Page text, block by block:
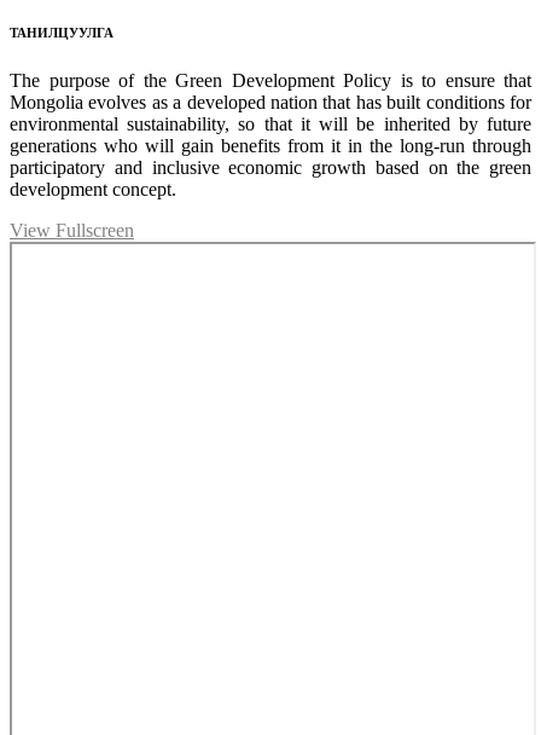
ТАНИЛЦУУЛГА
The purpose of the Green Development Policy is to ensure that
Mongolia evolves as a developed nation that has built conditions for
environmental sustainability, so that it will be inherited by future
generations who will gain benefits from it in the long-run through
participatory and inclusive economic growth based on the green
development concept.
View Fullscreen